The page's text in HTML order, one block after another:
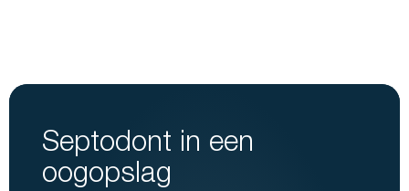
Septodont in een
oogopslag